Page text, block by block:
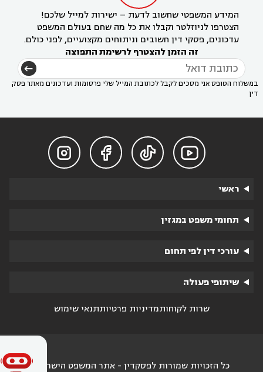
המידע המשפטי שחשוב לדעת – ישירות למייל שלכם!
הצטרפו לניוזלטר וקבלו את כל מה שחם בעולם המשפט
עדכונים, פסקי דין חשובים וניתוחים מקצועיים, לפני כולם.
זה הזמן להצטרף לרשימת התפוצה
במשלוח הטופס אני מסכים לקבל לכתובת המייל שלי פרסומות ועדכונים מאתר פסק
דין




ראשי
תחומי משפט במגזין
עורכי דין לפי תחום
שיתופי פעולה
שרות לקוחותמדיניות פרטיותתנאי שימוש
כל הזכויות שמורות לפסקדין - אתר המשפט הישראלי